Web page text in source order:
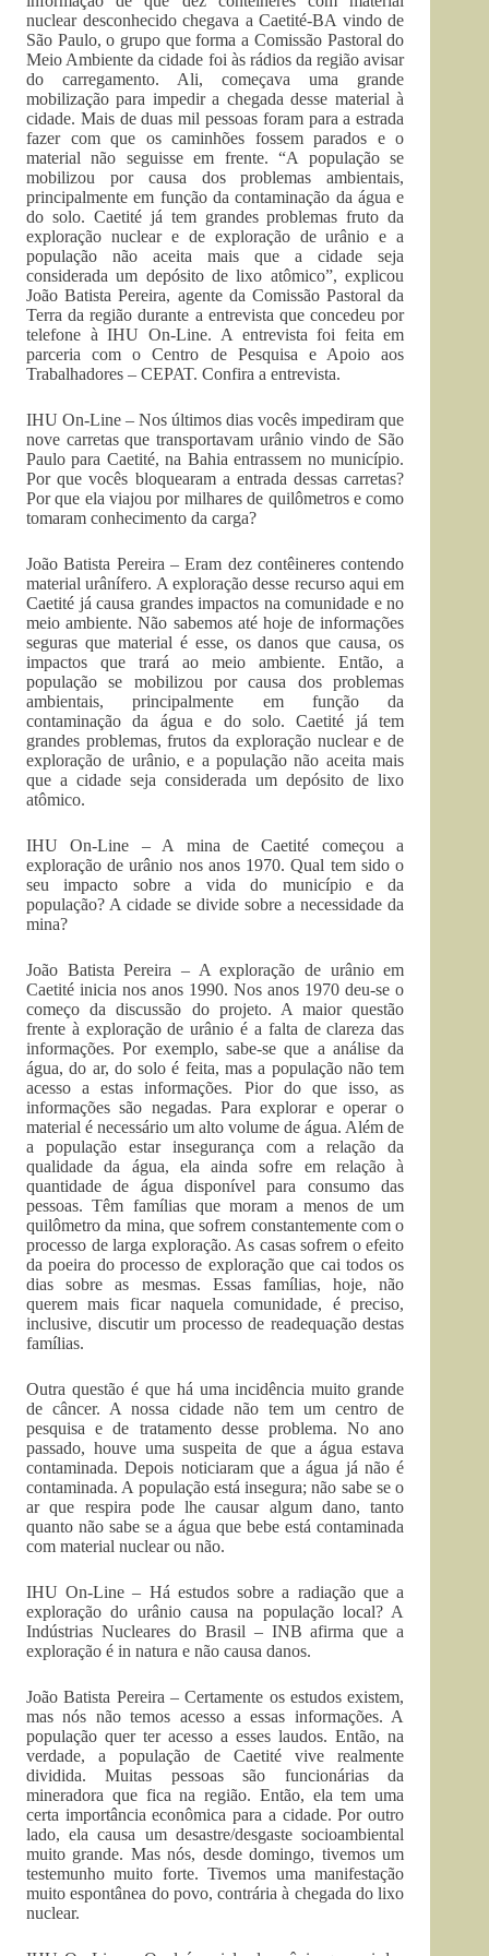
nuclear desconhecido chegava a Caetité-BA vindo de
São Paulo, o grupo que forma a Comissão Pastoral do
Meio Ambiente da cidade foi às rádios da região avisar
do carregamento. Ali, começava uma grande
mobilização para impedir a chegada desse material à
cidade. Mais de duas mil pessoas foram para a estrada
fazer com que os caminhões fossem parados e o
material não seguisse em frente. “A população se
mobilizou por causa dos problemas ambientais,
principalmente em função da contaminação da água e
do solo. Caetité já tem grandes problemas fruto da
exploração nuclear e de exploração de urânio e a
população não aceita mais que a cidade seja
considerada um depósito de lixo atômico”, explicou
João Batista Pereira, agente da Comissão Pastoral da
Terra da região durante a entrevista que concedeu por
telefone à IHU On-Line. A entrevista foi feita em
parceria com o Centro de Pesquisa e Apoio aos
Trabalhadores – CEPAT. Confira a entrevista.
IHU On-Line – Nos últimos dias vocês impediram que
nove carretas que transportavam urânio vindo de São
Paulo para Caetité, na Bahia entrassem no município.
Por que vocês bloquearam a entrada dessas carretas?
Por que ela viajou por milhares de quilômetros e como
tomaram conhecimento da carga?
João Batista Pereira – Eram dez contêineres contendo
material urânífero. A exploração desse recurso aqui em
Caetité já causa grandes impactos na comunidade e no
meio ambiente. Não sabemos até hoje de informações
seguras que material é esse, os danos que causa, os
impactos que trará ao meio ambiente. Então, a
população se mobilizou por causa dos problemas
ambientais, principalmente em função da
contaminação da água e do solo. Caetité já tem
grandes problemas, frutos da exploração nuclear e de
exploração de urânio, e a população não aceita mais
que a cidade seja considerada um depósito de lixo
atômico.
IHU On-Line – A mina de Caetité começou a
exploração de urânio nos anos 1970. Qual tem sido o
seu impacto sobre a vida do município e da
população? A cidade se divide sobre a necessidade da
mina?
João Batista Pereira – A exploração de urânio em
Caetité inicia nos anos 1990. Nos anos 1970 deu-se o
começo da discussão do projeto. A maior questão
frente à exploração de urânio é a falta de clareza das
informações. Por exemplo, sabe-se que a análise da
água, do ar, do solo é feita, mas a população não tem
acesso a estas informações. Pior do que isso, as
informações são negadas. Para explorar e operar o
material é necessário um alto volume de água. Além de
a população estar insegurança com a relação da
qualidade da água, ela ainda sofre em relação à
quantidade de água disponível para consumo das
pessoas. Têm famílias que moram a menos de um
quilômetro da mina, que sofrem constantemente com o
processo de larga exploração. As casas sofrem o efeito
da poeira do processo de exploração que cai todos os
dias sobre as mesmas. Essas famílias, hoje, não
querem mais ficar naquela comunidade, é preciso,
inclusive, discutir um processo de readequação destas
famílias.
Outra questão é que há uma incidência muito grande
de câncer. A nossa cidade não tem um centro de
pesquisa e de tratamento desse problema. No ano
passado, houve uma suspeita de que a água estava
contaminada. Depois noticiaram que a água já não é
contaminada. A população está insegura; não sabe se o
ar que respira pode lhe causar algum dano, tanto
quanto não sabe se a água que bebe está contaminada
com material nuclear ou não.
IHU On-Line – Há estudos sobre a radiação que a
exploração do urânio causa na população local? A
Indústrias Nucleares do Brasil – INB afirma que a
exploração é in natura e não causa danos.
João Batista Pereira – Certamente os estudos existem,
mas nós não temos acesso a essas informações. A
população quer ter acesso a esses laudos. Então, na
verdade, a população de Caetité vive realmente
dividida. Muitas pessoas são funcionárias da
mineradora que fica na região. Então, ela tem uma
certa importância econômica para a cidade. Por outro
lado, ela causa um desastre/desgaste socioambiental
muito grande. Mas nós, desde domingo, tivemos um
testemunho muito forte. Tivemos uma manifestação
muito espontânea do povo, contrária à chegada do lixo
nuclear.